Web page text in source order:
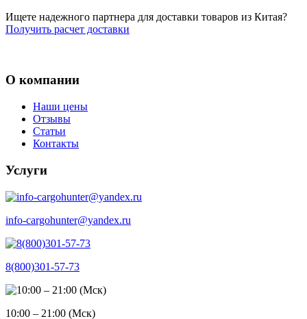
Ищете надежного партнера для доставки товаров из Китая?
Получить расчет доставки
О компании
Наши цены
Отзывы
Статьи
Контакты
Услуги
info-cargohunter@yandex.ru
8(800)301-57-73
10:00 – 21:00 (Мск)